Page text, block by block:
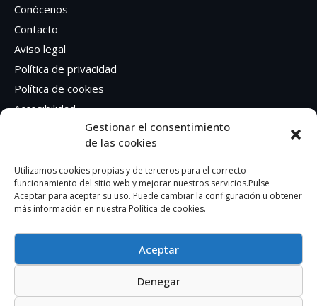
Gestionar el consentimiento
de las cookies
Utilizamos cookies propias y de terceros para el correcto
funcionamiento del sitio web y mejorar nuestros servicios.Pulse
Aceptar para aceptar su uso. Puede cambiar la configuración u obtener
más información en nuestra Política de cookies.
Aceptar
Denegar
Conócenos
Contacto
Aviso legal
Política de privacidad
Política de cookies
Accesibilidad
Síguenos en Redes sociales
Facebook
Instagram
AUTOEDICION GRAFICA SA – CIF: A41362401